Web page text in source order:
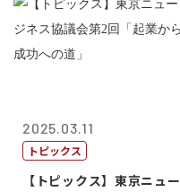
2025.03.11
トピックス
【トピックス】東京ニュー